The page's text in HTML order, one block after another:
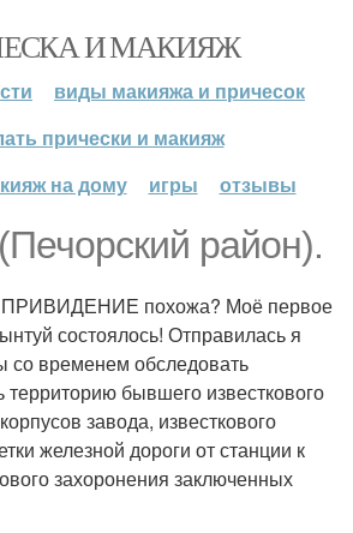
И МАКИЯЖ
виды макияжа и причесок
прически и макияж
на дому
игры отзывы
район).
ПРИВИДЕНИЕ похожа? Моё первое
состоялось! Отправилась я
со временем обследовать
бывшего известкового
завода, известкового
железной дороги от станции к
захоронения заключенных